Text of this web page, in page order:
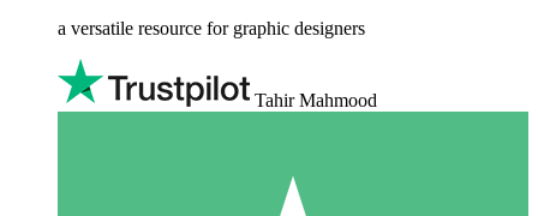
a versatile resource for graphic designers
Tahir Mahmood